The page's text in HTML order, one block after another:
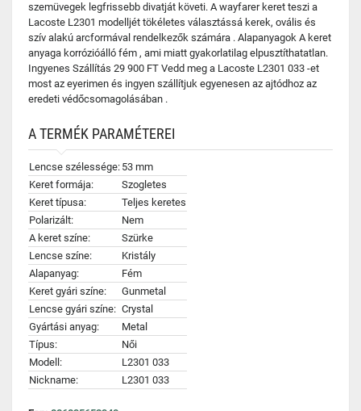
szemüvegek legfrissebb divatját követi. A wayfarer keret teszi a
Lacoste L2301 modelljét tökéletes választássá kerek, ovális és
szív alakú arcformával rendelkezők számára . Alapanyagok A keret
anyaga korrózióálló fém , ami miatt gyakorlatilag elpusztíthatatlan.
Ingyenes Szállítás 29 900 FT Vedd meg a Lacoste L2301 033 -et
most az eyerimen és ingyen szállítjuk egyenesen az ajtódhoz az
eredeti védőcsomagolásában .
A TERMÉK PARAMÉTEREI
Lencse szélessége: 53 mm
Keret formája:
Szogletes
Keret típusa:
Teljes keretes
Polarizált:
Nem
A keret színe:
Szürke
Lencse színe:
Kristály
Alapanyag:
Fém
Keret gyári színe:
Gunmetal
Lencse gyári színe: Crystal
Gyártási anyag:
Metal
Típus:
Női
Modell:
L2301 033
Nickname:
L2301 033